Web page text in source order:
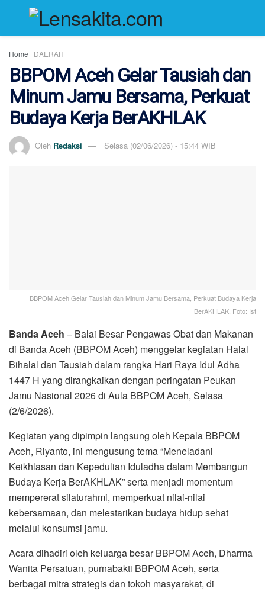
Home DAERAH
BBPOM Aceh Gelar Tausiah dan
Minum Jamu Bersama, Perkuat
Budaya Kerja BerAKHLAK
Oleh Redaksi Selasa (02/06/2026) - 15:44 WIB
BBPOM Aceh Gelar Tausiah dan Minum Jamu Bersama, Perkuat Budaya Kerja
BerAKHLAK. Foto: Ist
Banda Aceh – Balai Besar Pengawas Obat dan Makanan
di Banda Aceh (BBPOM Aceh) menggelar kegiatan Halal
Bihalal dan Tausiah dalam rangka Hari Raya Idul Adha
1447 H yang dirangkaikan dengan peringatan Peukan
Jamu Nasional 2026 di Aula BBPOM Aceh, Selasa
(2/6/2026).
Kegiatan yang dipimpin langsung oleh Kepala BBPOM
Aceh, Riyanto, ini mengusung tema “Meneladani
Keikhlasan dan Kepedulian Iduladha dalam Membangun
Budaya Kerja BerAKHLAK” serta menjadi momentum
mempererat silaturahmi, memperkuat nilai-nilai
kebersamaan, dan melestarikan budaya hidup sehat
melalui konsumsi jamu.
Acara dihadiri oleh keluarga besar BBPOM Aceh, Dharma
Wanita Persatuan, purnabakti BBPOM Aceh, serta
berbagai mitra strategis dan tokoh masyarakat, di